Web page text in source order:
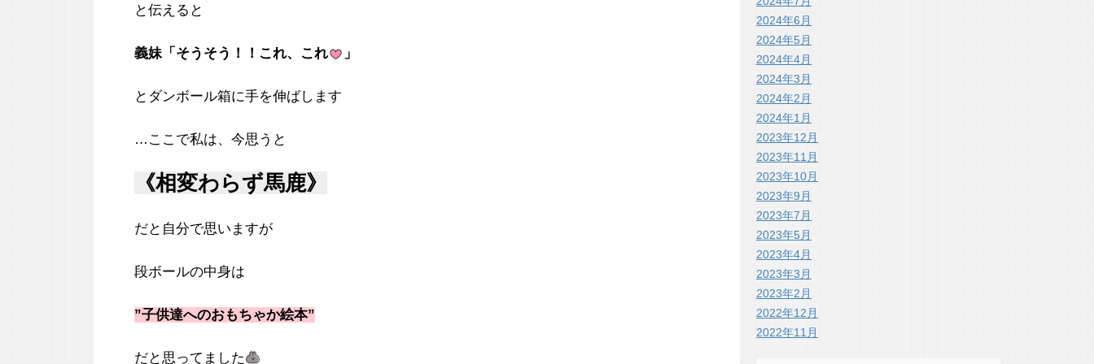
と伝えると
義妹「そうそう！！これ、これ 」
とダンボール箱に手を伸ばします
…ここで私は、今思うと
《相変わらず馬鹿》
だと自分で思いますが
段ボールの中身は
”子供達へのおもちゃか絵本”
だと思ってました
2024年6月
2024年5月
2024年4月
2024年3月
2024年2月
2024年1月
2023年12月
2023年11月
2023年10月
2023年9月
2023年7月
2023年5月
2023年4月
2023年3月
2023年2月
2022年12月
2022年11月